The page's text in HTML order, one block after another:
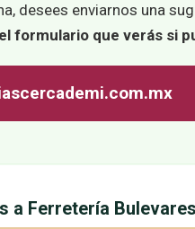
desees enviarnos una
formulario que verás si
Ferretería